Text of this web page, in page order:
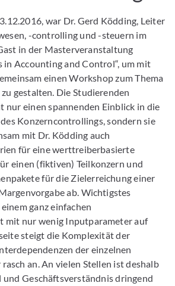
war Dr. Gerd Ködding, Leiter
-controlling und -steuern im
in der Masterveranstaltung
in Accounting and Control“, um mit
einen Workshop zum Thema
gestalten. Die Studierenden
nur einen spannenden Einblick in die
Konzerncontrollings, sondern sie
mit Dr. Ködding auch
für eine werttreiberbasierte
einen (fiktiven) Teilkonzern und
für die Zielerreichung einer
ab. Wichtigstes
ganz einfachen
mit nur wenig Inputparameter auf
steigt die Komplexität der
der einzelnen
an. An vielen Stellen ist deshalb
und Geschäftsverständnis dringend